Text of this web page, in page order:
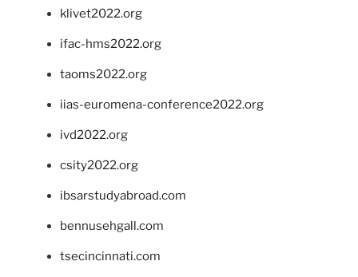
klivet2022.org
ifac-hms2022.org
taoms2022.org
iias-euromena-conference2022.org
ivd2022.org
csity2022.org
ibsarstudyabroad.com
bennusehgall.com
tsecincinnati.com